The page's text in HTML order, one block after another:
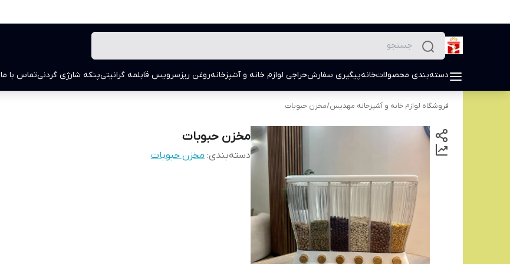
دسته‌بندی محصولاتخانهپیگیری سفارشحراجی لوازم خانه و آشپزخانهروغن ریزسرویس قابلمه گرانیتیپنکه شارژی گردنیتماس با ما
فروشگاه لوازم خانه و آشپزخانه مهدیس/مخزن حبوبات
مخزن حبوبات
دسته‌بندی: مخزن حبوبات